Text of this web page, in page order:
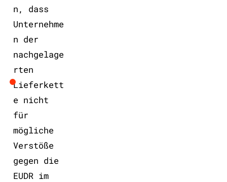
n, dass
Unternehme
n der
nachgelage
rten
Lieferkett
e nicht
für
mögliche
Verstöße
gegen die
EUDR im